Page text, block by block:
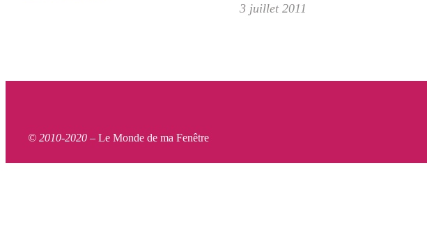
3 juillet 2011
© 2010-2020 – Le Monde de ma Fenêtre